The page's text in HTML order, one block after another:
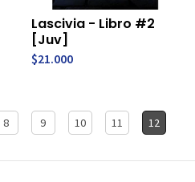
Lascivia - Libro #2
[Juv]
$21.000
8 9 10 11 12